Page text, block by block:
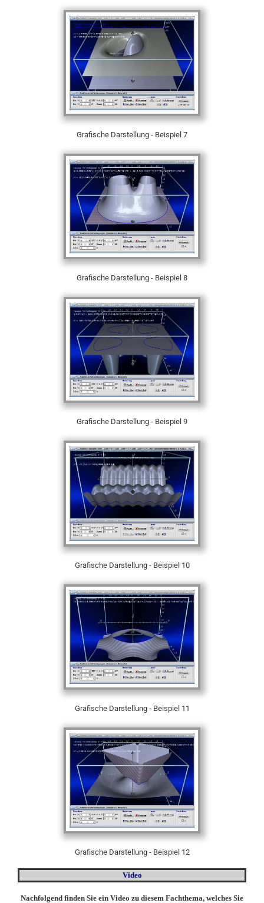
Grafische Darstellung - Beispiel 7
Grafische Darstellung - Beispiel 8
Grafische Darstellung - Beispiel 9
Grafische Darstellung - Beispiel 10
Grafische Darstellung - Beispiel 11
Grafische Darstellung - Beispiel 12
Video
Nachfolgend finden Sie ein Video zu diesem Fachthema, welches Sie